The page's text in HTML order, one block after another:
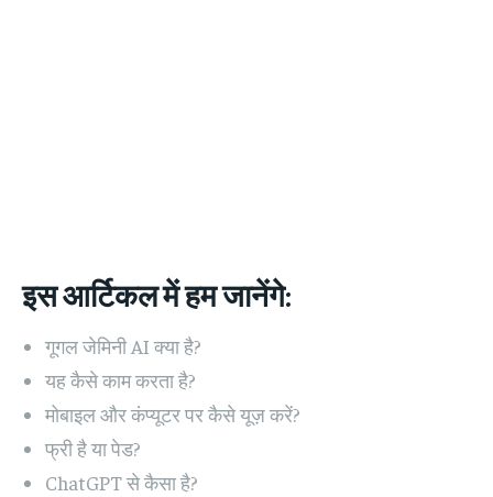
इस आर्टिकल में हम जानेंगे:
गूगल जेमिनी AI क्या है?
यह कैसे काम करता है?
मोबाइल और कंप्यूटर पर कैसे यूज़ करें?
फ्री है या पेड?
ChatGPT से कैसा है?